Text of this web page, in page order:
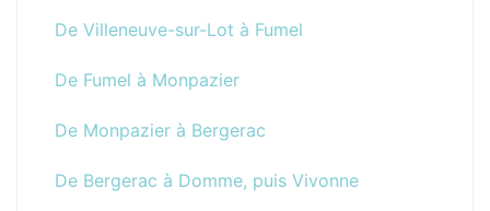
De Villeneuve-sur-Lot à Fumel
De Fumel à Monpazier
De Monpazier à Bergerac
De Bergerac à Domme, puis Vivonne